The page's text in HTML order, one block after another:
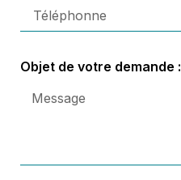
Objet de votre demande :